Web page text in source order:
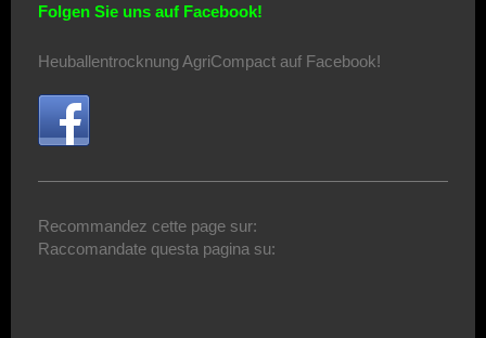
Folgen Sie uns auf Facebook!
Heuballentrocknung AgriCompact auf Facebook!
Recommandez cette page sur:
Raccomandate questa pagina su: